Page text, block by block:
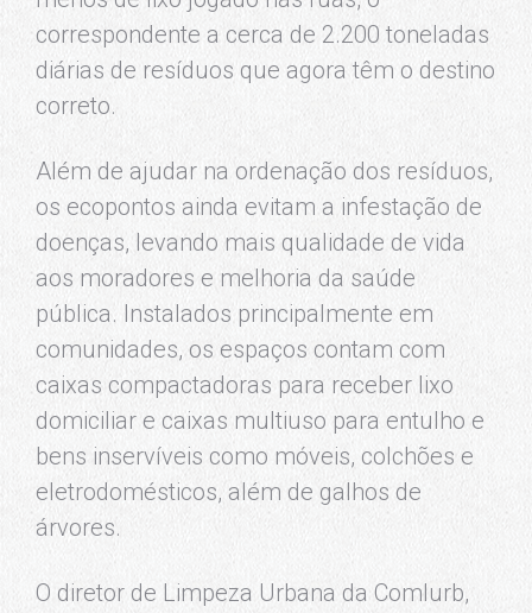
correspondente a cerca de 2.200 toneladas
diárias de resíduos que agora têm o destino
correto.
Além de ajudar na ordenação dos resíduos,
os ecopontos ainda evitam a infestação de
doenças, levando mais qualidade de vida
aos moradores e melhoria da saúde
pública. Instalados principalmente em
comunidades, os espaços contam com
caixas compactadoras para receber lixo
domiciliar e caixas multiuso para entulho e
bens inservíveis como móveis, colchões e
eletrodomésticos, além de galhos de
árvores.
O diretor de Limpeza Urbana da Comlurb,